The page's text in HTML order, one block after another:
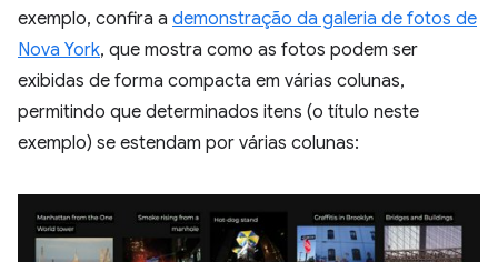
exemplo, confira a demonstração da galeria de fotos de
Nova York, que mostra como as fotos podem ser
exibidas de forma compacta em várias colunas,
permitindo que determinados itens (o título neste
exemplo) se estendam por várias colunas: